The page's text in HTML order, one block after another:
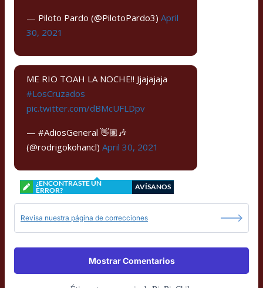
— Piloto Pardo (@PilotoPardo3) April
30, 2021
ME RIO TOAH LA NOCHE!! Jjajajaja
#LosCruzados
pic.twitter.com/dBMcUFLDpv
— #AdiosGeneral 👋🏽🎶
(@rodrigokohancl) April 30, 2021
¿ENCONTRASTE UN
ERROR?
AVÍSANOS
Revisa nuestra página de correcciones
Mostrar Comentarios